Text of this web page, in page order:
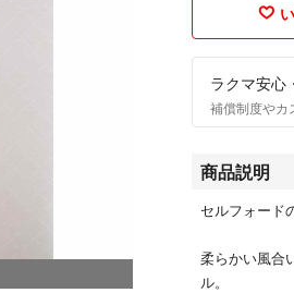
ラクマ安心
補償制度やカ
商品説明
セルフォード
柔らかい風合
ル。